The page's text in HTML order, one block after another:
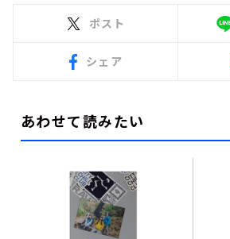
ポスト
シェア
あわせて読みたい